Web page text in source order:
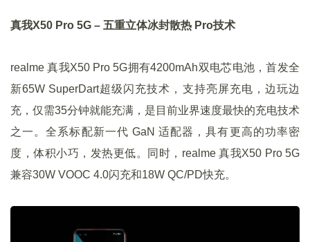
真我X50 Pro 5G – 五重立体冰封散热 Pro技术
realme 真我X50 Pro 5G拥有4200mAh双电芯电池，首发全
新65W SuperDart超级闪充技术，支持亮屏充电，边玩边
充，仅需35分钟就能充满，是目前业界速度最快的充电技术
之一。全系标配新一代 GaN 适配器，具有更高的功率密
度，体积小巧，发热更低。同时，realme 真我X50 Pro 5G
兼容30W VOOC 4.0闪充和18W QC/PD快充。